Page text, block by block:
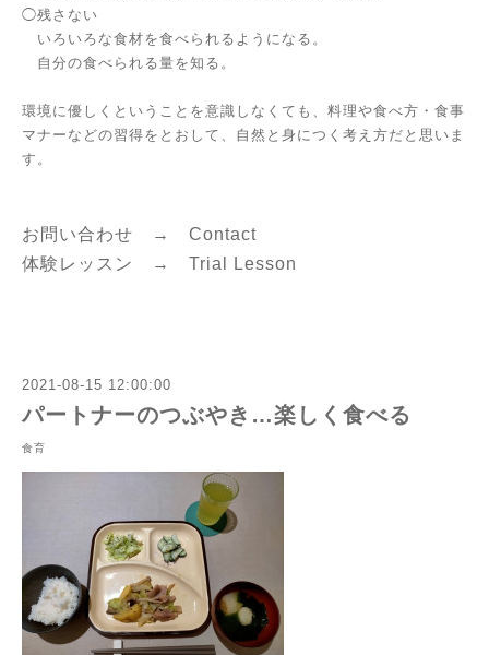
◯残さない
いろいろな食材を食べられるようになる。
自分の食べられる量を知る。
環境に優しくということを意識しなくても、料理や食べ方・食事
マナーなどの習得をとおして、自然と身につく考え方だと思いま
す。
お問い合わせ → Contact
体験レッスン → Trial Lesson
2021-08-15 12:00:00
パートナーのつぶやき…楽しく食べる
食育